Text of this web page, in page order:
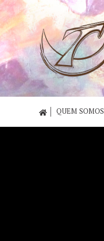
QUEM SOMOS